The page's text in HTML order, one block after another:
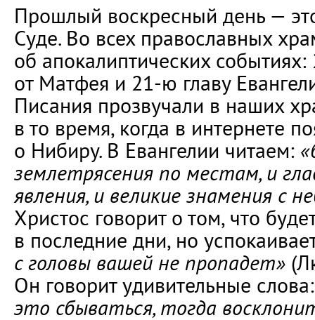
Прошлый воскресный день —
Суде. Во всех православных
об апокалиптических
от Матфея и 21-ю главу
Писания прозвучали в наших
в то время, когда в интернете
о Нибиру. В Евангелии читаем:
землетрясения по местам, и
явления, и великие знамения с
Христос говорит о том, что
в последние дни, но
с головы вашей не пропадет»
Он говорит удивительные
это сбываться, тогда